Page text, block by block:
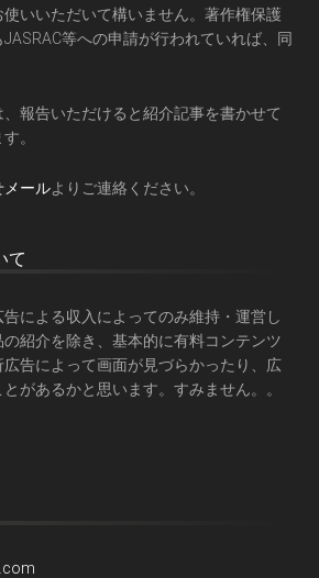
いいただいて構いません。著作権保護
等への申請が行われていれば、同
報告いただけると紹介記事を書かせて
。
メールよりご連絡ください。
て
による収入によってのみ維持・運営し
紹介を除き、基本的に有料コンテンツ
告によって画面が見づらかったり、広
があるかと思います。すみません。。